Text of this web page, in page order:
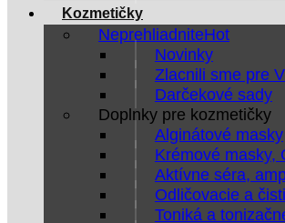
Kozmetičky
Neprehliadnite
Novinky
Zlacnili sme pre
Darčekové sady
Doplnky pre kozmetičky
Alginátové masky
Krémové masky,
Aktívne séra,
Odličovacie a
Toniká a